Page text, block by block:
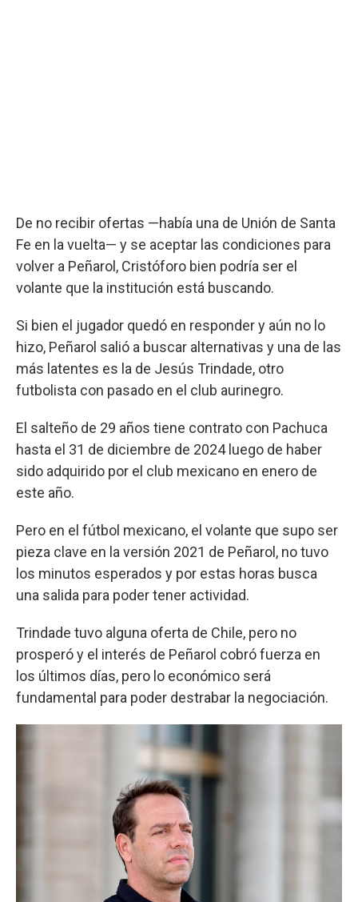
De no recibir ofertas —había una de Unión de Santa
Fe en la vuelta— y se aceptar las condiciones para
volver a Peñarol, Cristóforo bien podría ser el
volante que la institución está buscando.
Si bien el jugador quedó en responder y aún no lo
hizo, Peñarol salió a buscar alternativas y una de las
más latentes es la de Jesús Trindade, otro
futbolista con pasado en el club aurinegro.
El salteño de 29 años tiene contrato con Pachuca
hasta el 31 de diciembre de 2024 luego de haber
sido adquirido por el club mexicano en enero de
este año.
Pero en el fútbol mexicano, el volante que supo ser
pieza clave en la versión 2021 de Peñarol, no tuvo
los minutos esperados y por estas horas busca
una salida para poder tener actividad.
Trindade tuvo alguna oferta de Chile, pero no
prosperó y el interés de Peñarol cobró fuerza en
los últimos días, pero lo económico será
fundamental para poder destrabar la negociación.